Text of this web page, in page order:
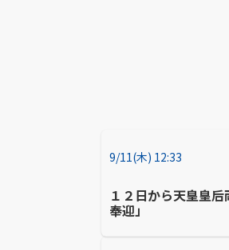
9/11(木) 12:33
１２日から天皇皇
奉迎」